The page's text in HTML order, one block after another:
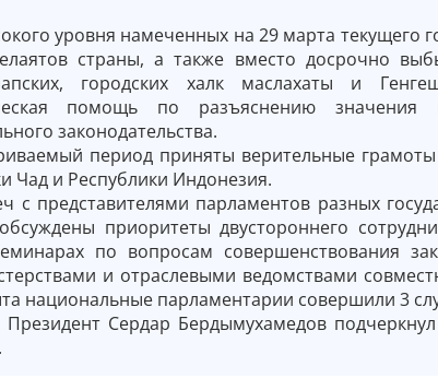
уровня намеченных на 29 марта текущего
страны, а также вместо досрочно
городских халк маслахаты и
помощь по разъяснению значения
законодательства.
период приняты верительные
Чад и Республики Индонезия.
с представителями парламентов разных
приоритеты двустороннего
по вопросам совершенствования
и отраслевыми ведомствами
национальные парламентарии совершили 3
Сердар Бердымухамедов